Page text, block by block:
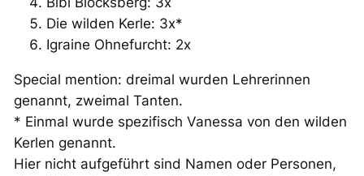
Die wilden Kerle: 3x*
Igraine Ohnefurcht: 2x
Special mention: dreimal wurden Lehrerinnen
genannt, zweimal Tanten.
* Einmal wurde spezifisch Vanessa von den wilden
Kerlen genannt.
Hier nicht aufgeführt sind Namen oder Personen,